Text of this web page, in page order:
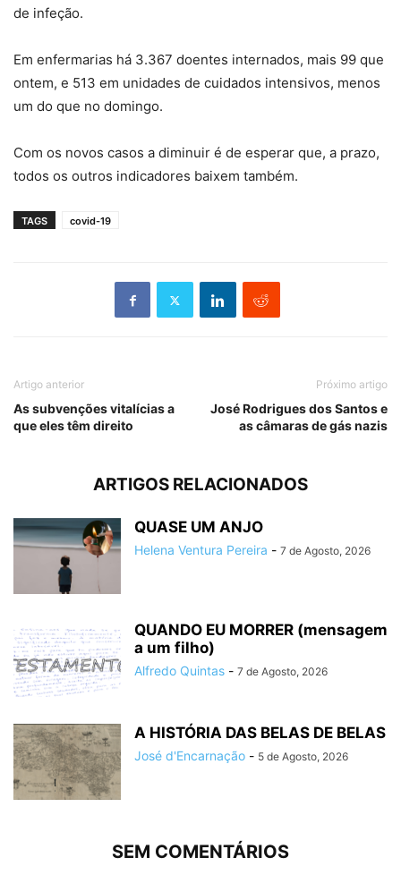
de infeção.
Em enfermarias há 3.367 doentes internados, mais 99 que
ontem, e 513 em unidades de cuidados intensivos, menos
um do que no domingo.
Com os novos casos a diminuir é de esperar que, a prazo,
todos os outros indicadores baixem também.
TAGS covid-19
Artigo anterior
As subvenções vitalícias a
que eles têm direito
Próximo artigo
José Rodrigues dos Santos e
as câmaras de gás nazis
ARTIGOS RELACIONADOS
QUASE UM ANJO
Helena Ventura Pereira - 7 de Agosto, 2026
QUANDO EU MORRER (mensagem
a um filho)
Alfredo Quintas - 7 de Agosto, 2026
A HISTÓRIA DAS BELAS DE BELAS
José d'Encarnação - 5 de Agosto, 2026
SEM COMENTÁRIOS